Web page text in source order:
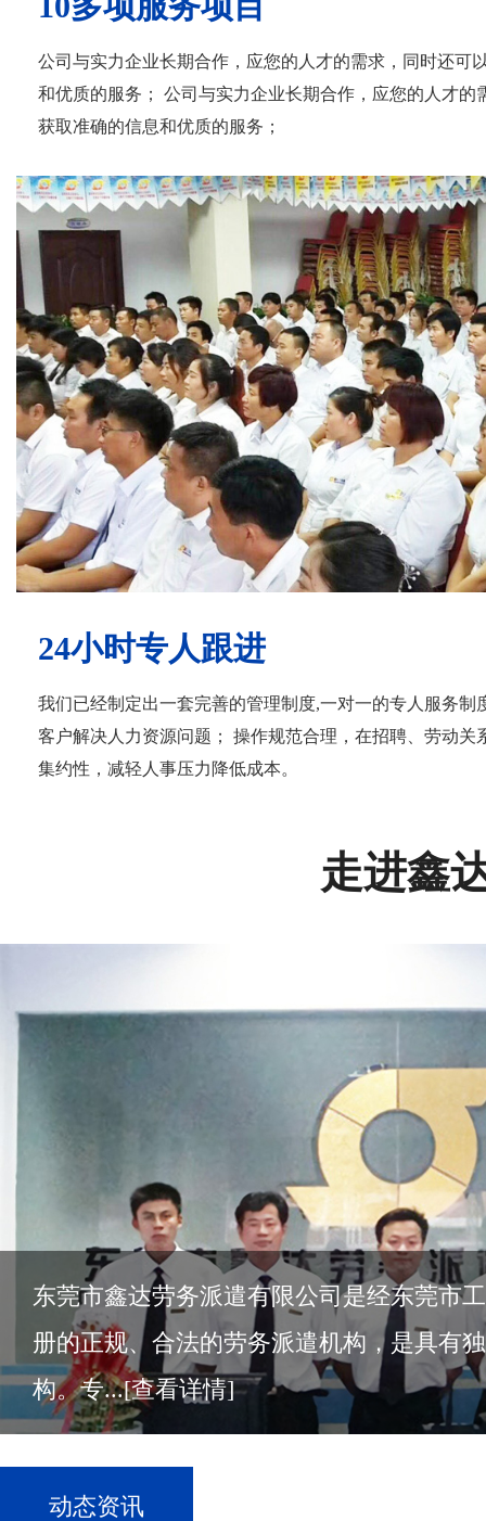
公司与实力企业长期合作，应您的人才的需求，同时还可
和优质的服务； 公司与实力企业长期合作，应您的人才
获取准确的信息和优质的服务；
24小时专人跟进
我们已经制定出一套完善的管理制度,一对一的专人服务
客户解决人力资源问题； 操作规范合理，在招聘、劳动
集约性，减轻人事压力降低成本。
走进鑫
东莞市鑫达劳务派遣有限公司是经东莞市
册的正规、合法的劳务派遣机构，是具有
构。专...[查看详情]
动态资讯